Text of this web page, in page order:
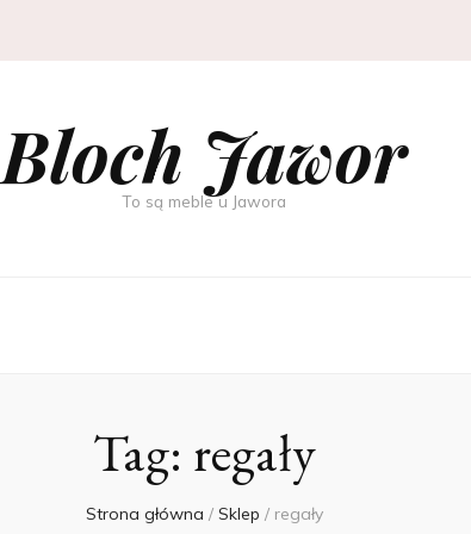
Bloch Jawor
To są meble u Jawora
Tag: regały
Strona główna / Sklep / regały